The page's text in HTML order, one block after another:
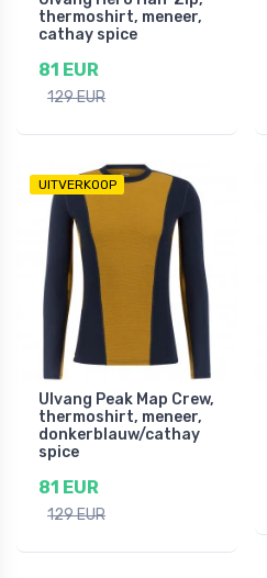
thermoshirt, meneer,
cathay spice
81 EUR
129 EUR
UITVERKOOP
Ulvang Peak Map Crew,
thermoshirt, meneer,
donkerblauw/cathay
spice
81 EUR
129 EUR